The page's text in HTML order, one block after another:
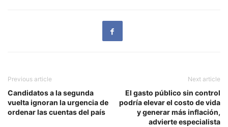
Previous article
Candidatos a la segunda
vuelta ignoran la urgencia de
ordenar las cuentas del país
Next article
El gasto público sin control
podría elevar el costo de vida
y generar más inflación,
advierte especialista